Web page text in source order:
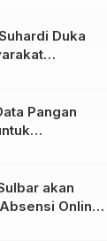
Duka
Pangan
inflasi,
Sistem
akan
Online